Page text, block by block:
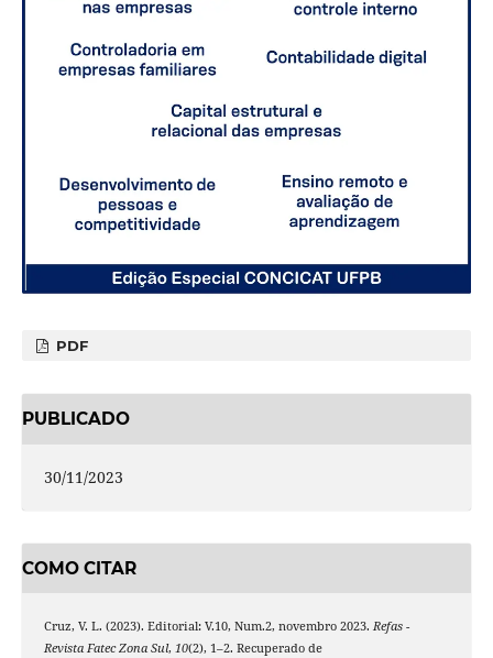
PDF
PUBLICADO
30/11/2023
COMO CITAR
Cruz, V. L. (2023). Editorial: V.10, Num.2, novembro 2023. Refas -
Revista Fatec Zona Sul, 10(2), 1–2. Recuperado de